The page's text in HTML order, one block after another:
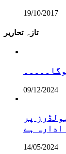
19/10/2017
تازہ تحاریر
09/12/2024
پر
ادارہ ہے
14/05/2024